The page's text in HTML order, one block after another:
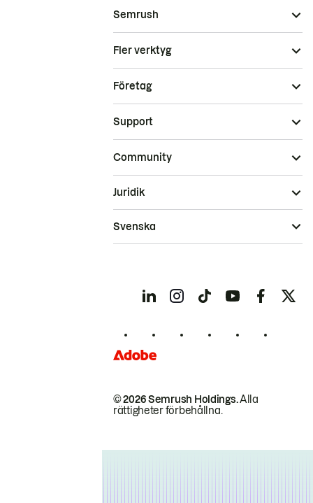
Semrush
Fler verktyg
Företag
Support
Community
© 2026 Semrush Holdings.Alla
rättigheter förbehållna.
Juridik
Svenska